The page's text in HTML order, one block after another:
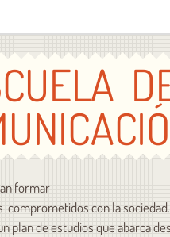
formar
comprometidos con la sociedad.
plan de estudios que abarca